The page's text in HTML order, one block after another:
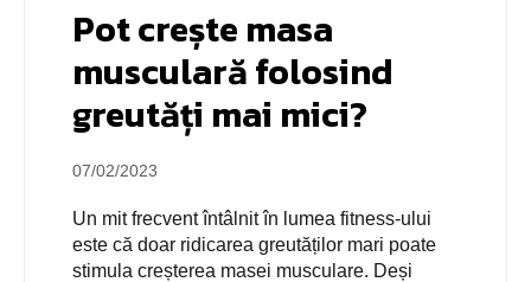
Pot crește masa
musculară folosind
greutăți mai mici?
07/02/2023
Un mit frecvent întâlnit în lumea fitness-ului
este că doar ridicarea greutăților mari poate
stimula creșterea masei musculare. Deși